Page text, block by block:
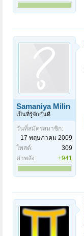
Samaniya Milin
เป็นที่รู้จักกันดี
วันที่สมัครสมาชิก:
17 พฤษภาคม 2009
โพสต์:
309
ค่าพลัง:
+941